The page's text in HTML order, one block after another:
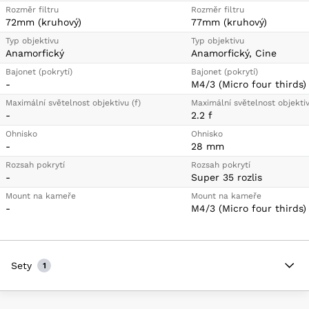
Rozměr filtru
72mm (kruhový)
Typ objektivu
Anamorfický
Bajonet (pokrytí)
-
Maximální světelnost objektivu (f)
-
Ohnisko
-
Rozsah pokrytí
-
Mount na kameře
-
Rozměr filtru
77mm (kruhový)
Typ objektivu
Anamorfický, Cine
Bajonet (pokrytí)
M4/3 (Micro four thirds)
Maximální světelnost
2.2 f
Ohnisko
28 mm
Rozsah pokrytí
Super 35 rozlis
Mount na kameře
M4/3 (Micro four thirds)
Sety 1